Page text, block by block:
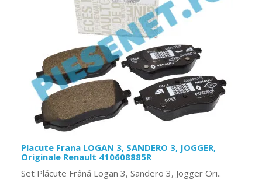
Placute Frana LOGAN 3, SANDERO 3, JOGGER,
Originale Renault 410608885R
Set Plăcute Frână Logan 3, Sandero 3, Jogger Ori..